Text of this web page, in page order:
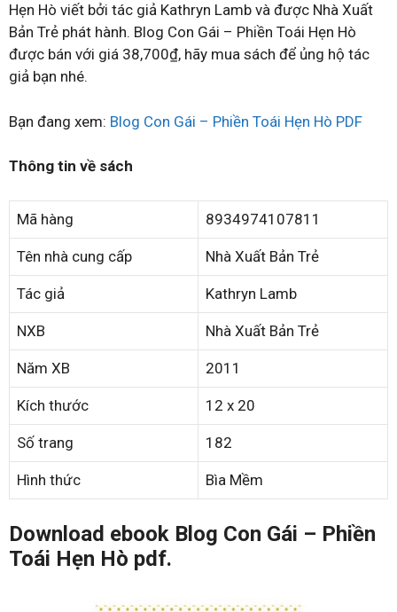
Hẹn Hò viết bởi tác giả Kathryn Lamb và được Nhà Xuất
Bản Trẻ phát hành. Blog Con Gái – Phiền Toái Hẹn Hò
được bán với giá 38,700₫, hãy mua sách để ủng hộ tác
giả bạn nhé.
Bạn đang xem: Blog Con Gái – Phiền Toái Hẹn Hò PDF
Thông tin về sách
Mã hàng 8934974107811
Tên nhà cung cấp Nhà Xuất Bản Trẻ
Tác giả Kathryn Lamb
NXB Nhà Xuất Bản Trẻ
Năm XB 2011
Kích thước 12 x 20
Số trang 182
Hình thức Bìa Mềm
Download ebook Blog Con Gái – Phiền
Toái Hẹn Hò pdf.